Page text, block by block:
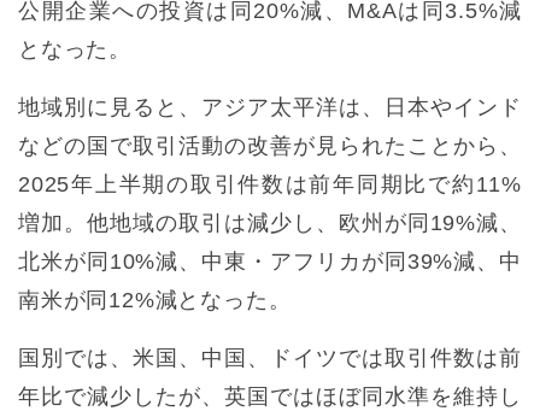
公開企業への投資は同20%減、M&Aは同3.5%減
となった。
地域別に見ると、アジア太平洋は、日本やインド
などの国で取引活動の改善が見られたことから、
2025年上半期の取引件数は前年同期比で約11%
増加。他地域の取引は減少し、欧州が同19%減、
北米が同10%減、中東・アフリカが同39%減、中
南米が同12%減となった。
国別では、米国、中国、ドイツでは取引件数は前
年比で減少したが、英国ではほぼ同水準を維持し